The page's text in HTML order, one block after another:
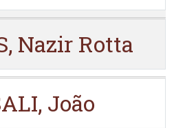
Nazir Rotta
João